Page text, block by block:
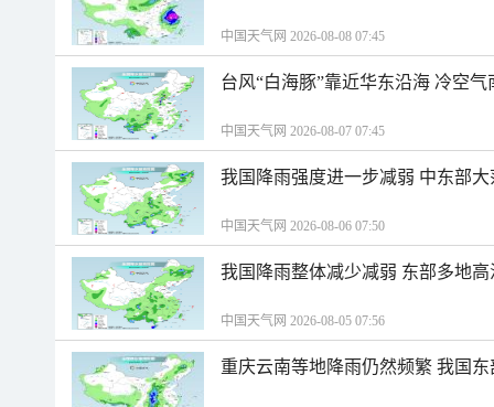
中国天气网 2026-08-08 07:45
台风“白海豚”靠近华东沿海 冷空
中国天气网 2026-08-07 07:45
我国降雨强度进一步减弱 中东部
中国天气网 2026-08-06 07:50
我国降雨整体减少减弱 东部多地
中国天气网 2026-08-05 07:56
重庆云南等地降雨仍然频繁 我国